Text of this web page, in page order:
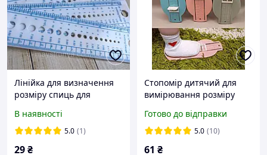
Лінійка для визначення
розміру спиць для
В наявності
5.0 (1)
29₴
Стопомір дитячий для
вимірювання розміру
ногомір лінійка
Готово до відправки
5.0 (10)
61 ₴